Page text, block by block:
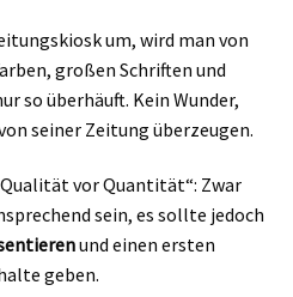
um, wird man von
großen Schriften und
so überhäuft. Kein Wunder,
seiner Zeitung überzeugen.
vor Quantität“: Zwar
sein, es sollte jedoch
und einen ersten
geben.